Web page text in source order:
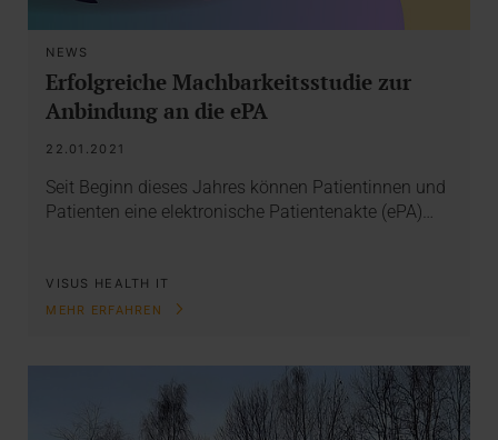
NEWS
Erfolgreiche Machbarkeitsstudie zur
Anbindung an die ePA
22.01.2021
Seit Beginn dieses Jahres können Patientinnen und
Patienten eine elektronische Patientenakte (ePA)…
VISUS HEALTH IT
MEHR ERFAHREN